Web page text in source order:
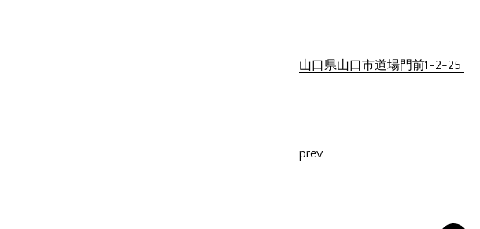
山口県山口市道場門前1-2-25
prev